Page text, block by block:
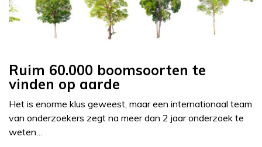
Ruim 60.000 boomsoorten te
vinden op aarde
Het is enorme klus geweest, maar een internationaal team
van onderzoekers zegt na meer dan 2 jaar onderzoek te
weten…